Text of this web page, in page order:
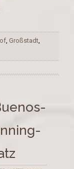
, Großstadt,